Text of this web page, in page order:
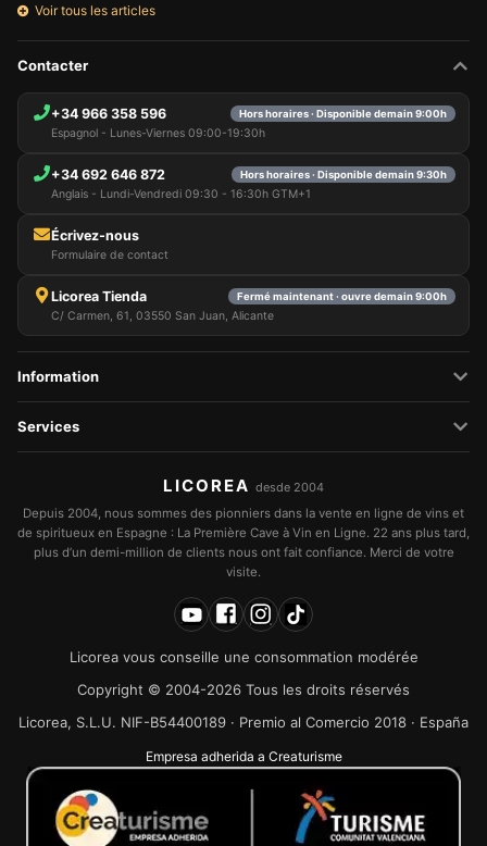
Voir tous les articles
Contacter
+34 966 358 596 Hors horaires · Disponible demain 9:00h
Espagnol - Lunes-Viernes 09:00-19:30h
+34 692 646 872 Hors horaires · Disponible demain 9:30h
Anglais - Lundi-Vendredi 09:30 - 16:30h GTM+1
Écrivez-nous
Formulaire de contact
Licorea Tienda Fermé maintenant · ouvre demain 9:00h
C/ Carmen, 61, 03550 San Juan, Alicante
Information
Services
LICOREA desde 2004
Depuis 2004, nous sommes des pionniers dans la vente en ligne de vins et
de spiritueux en Espagne : La Première Cave à Vin en Ligne. 22 ans plus tard,
plus d’un demi-million de clients nous ont fait confiance. Merci de votre
visite.
Licorea vous conseille une consommation modérée
Copyright © 2004-2026 Tous les droits réservés
Licorea, S.L.U. NIF-B54400189 · Premio al Comercio 2018 · España
Empresa adherida a Creaturisme